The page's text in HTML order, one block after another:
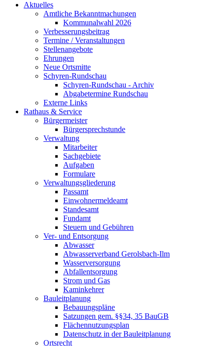
Aktuelles
Amtliche Bekanntmachungen
Kommunalwahl 2026
Verbesserungsbeitrag
Termine / Veranstaltungen
Stellenangebote
Ehrungen
Neue Ortsmitte
Schyren-Rundschau
Schyren-Rundschau - Archiv
Abgabetermine Rundschau
Externe Links
Rathaus & Service
Bürgermeister
Bürgersprechstunde
Verwaltung
Mitarbeiter
Sachgebiete
Aufgaben
Formulare
Verwaltungsgliederung
Passamt
Einwohnermeldeamt
Standesamt
Fundamt
Steuern und Gebühren
Ver- und Entsorgung
Abwasser
Abwasserverband Gerolsbach-Ilm
Wasserversorgung
Abfallentsorgung
Strom und Gas
Kaminkehrer
Bauleitplanung
Bebauungspläne
Satzungen gem. §§34, 35 BauGB
Flächennutzungsplan
Datenschutz in der Bauleitplanung
Ortsrecht